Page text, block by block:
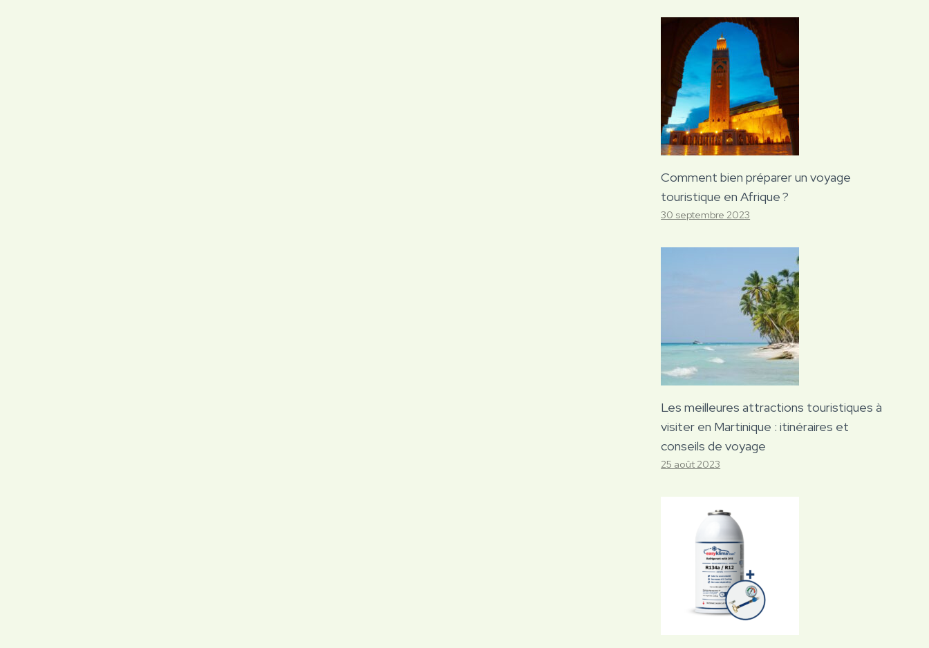
Comment bien préparer un voyage
touristique en Afrique ?
30 septembre 2023
Les meilleures attractions touristiques à
visiter en Martinique : itinéraires et
conseils de voyage
25 août 2023